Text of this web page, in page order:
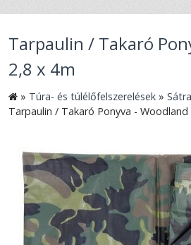
Tarpaulin / Takaró
2,8 x 4m
» Túra- és túlélőfelszerelések »
Tarpaulin / Takaró Ponyva - Woodland